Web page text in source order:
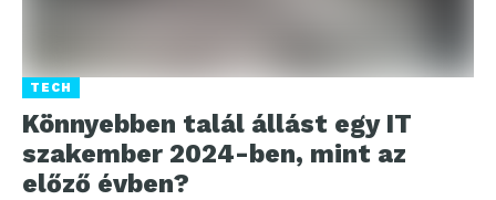
TECH
Könnyebben talál állást egy IT
szakember 2024-ben, mint az
előző évben?